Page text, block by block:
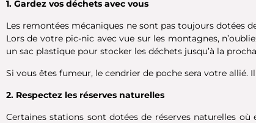
1. Gardez vos déchets avec vous
Les remontées mécaniques ne sont pas toujours dotées
Lors de votre pic-nic avec vue sur les montagnes,
un sac plastique pour stocker les déchets jusqu’à la
Si vous êtes fumeur, le cendrier de poche sera votre
2. Respectez les réserves naturelles
Certaines stations sont dotées de réserves naturelles